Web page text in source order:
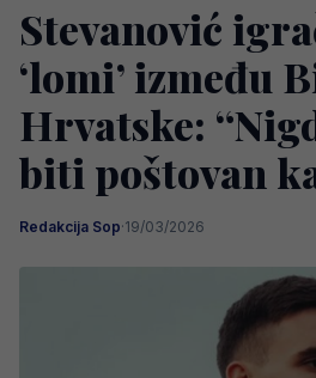
Stevanović
‘lomi’ između
Hrvatske:
biti poštovan
Redakcija Sop·19/03/2026